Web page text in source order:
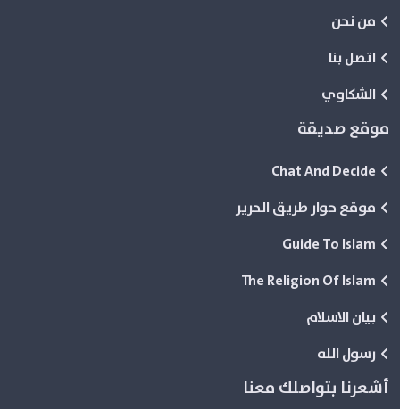
من نحن
اتصل بنا
الشكاوي
موقع صديقة
Chat And Decide
موقع حوار طريق الحرير
Guide To Islam
The Religion Of Islam
بيان الاسلام
رسول الله
أشعرنا بتواصلك معنا